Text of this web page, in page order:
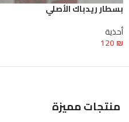
بسطار ريدباك الأصلي
أحذية
120₪
تحديد أحد الخيارات
منتجات مميزة